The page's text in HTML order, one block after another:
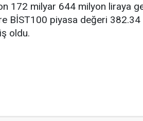
172 milyar 644 milyon liraya
BİST100 piyasa değeri
oldu.